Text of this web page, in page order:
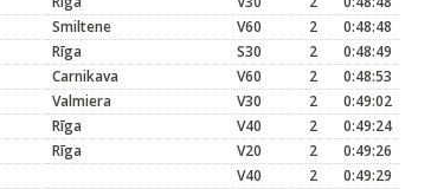
Smiltene V60 2
0:48:48
Rīga S30 2
0:48:49
Carnikava V60 2
0:48:53
Valmiera V30 2
0:49:02
Rīga V40 2
0:49:24
Rīga V20 2
0:49:26
V40 2
0:49:29